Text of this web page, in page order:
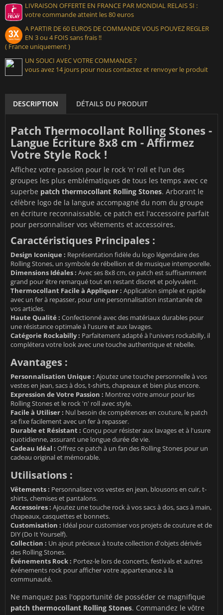
LIVRAISON OFFERTE EN FRANCE PAR MONDIAL RELAIS SI :
votre commande atteint les 80 euros
A PARTIR DE 60 EUROS DE COMMANDE VOUS POUVEZ REGLER
EN 3 ou 4 FOIS sans frais !!
( France uniquement )
UN SOUCI AVEC VOTRE COMMANDE ?
vous avez 14 jours pour nous contactez et renvoyer le produit
DESCRIPTION DÉTAILS DU PRODUIT
Patch Thermocollant Rolling Stones -
Langue Écriture 8x8 cm - Affirmez
Votre Style Rock !
Affichez votre passion pour le rock 'n' roll et l'un des
groupes les plus emblématiques de tous les temps avec ce
superbe patch thermocollant Rolling Stones. Arborant le
célèbre logo de la langue accompagné du nom du groupe
en écriture reconnaissable, ce patch est l'accessoire parfait
pour personnaliser vos vêtements et accessoires.
Caractéristiques Principales :
Design Iconique : Représentation fidèle du logo légendaire des
Rolling Stones, un symbole de rébellion et de musique intemporelle.
Dimensions Idéales : Avec ses 8x8 cm, ce patch est suffisamment
grand pour être remarqué tout en restant discret et polyvalent.
Thermocollant Facile à Appliquer : Application simple et rapide
avec un fer à repasser, pour une personnalisation instantanée de
vos articles.
Haute Qualité : Confectionné avec des matériaux durables pour
une résistance optimale à l'usure et aux lavages.
Catégorie Rockabilly : Parfaitement adapté à l'univers rockabilly, il
complétera votre look avec une touche authentique et rebelle.
Avantages :
Personnalisation Unique : Ajoutez une touche personnelle à vos
vestes en jean, sacs à dos, t-shirts, chapeaux et bien plus encore.
Expression de Votre Passion : Montrez votre amour pour les
Rolling Stones et le rock 'n' roll avec style.
Facile à Utiliser : Nul besoin de compétences en couture, le patch
se fixe facilement avec un fer à repasser.
Durable et Résistant : Conçu pour résister aux lavages et à l'usure
quotidienne, assurant une longue durée de vie.
Cadeau Idéal : Offrez ce patch à un fan des Rolling Stones pour un
cadeau original et mémorable.
Utilisations :
Vêtements : Personnalisez vos vestes en jean, blousons en cuir, t-
shirts, chemises et pantalons.
Accessoires : Ajoutez une touche rock à vos sacs à dos, sacs à main,
chapeaux, casquettes et bonnets.
Customisation : Idéal pour customiser vos projets de couture et de
DIY (Do It Yourself).
Collection : Un ajout précieux à toute collection d'objets dérivés
des Rolling Stones.
Événements Rock : Portez-le lors de concerts, festivals et autres
événements rock pour afficher votre appartenance à la
communauté.
Ne manquez pas l'opportunité de posséder ce magnifique
patch thermocollant Rolling Stones. Commandez le vôtre